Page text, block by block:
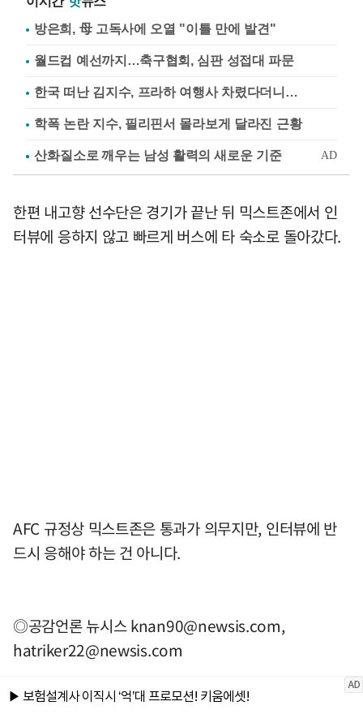
방은희, 母 고독사에 오열 "이틀 만에 발견"
월드컵 예선까지…축구협회, 심판 성접대 파문
한국 떠난 김지수, 프라하 여행사 차렸다더니…
학폭 논란 지수, 필리핀서 몰라보게 달라진 근황
한편 내고향 선수단은 경기가 끝난 뒤 믹스트존에서 인
터뷰에 응하지 않고 빠르게 버스에 타 숙소로 돌아갔다.
AFC 규정상 믹스트존은 통과가 의무지만, 인터뷰에 반
드시 응해야 하는 건 아니다.
◎공감언론 뉴시스knan90@newsis.com,
hatriker22@newsis.com